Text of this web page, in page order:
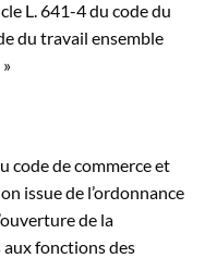
L. 641-4 du code du
du travail ensemble
code de commerce et
issue de l’ordonnance
de la
fonctions des